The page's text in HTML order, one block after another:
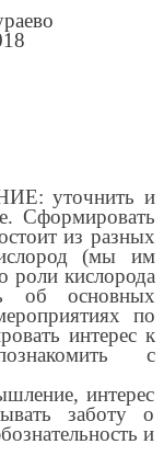
уточнить и
Сформировать
из разных
(мы им
роли кислорода
об основных
по
интерес к
с
интерес
заботу о
и